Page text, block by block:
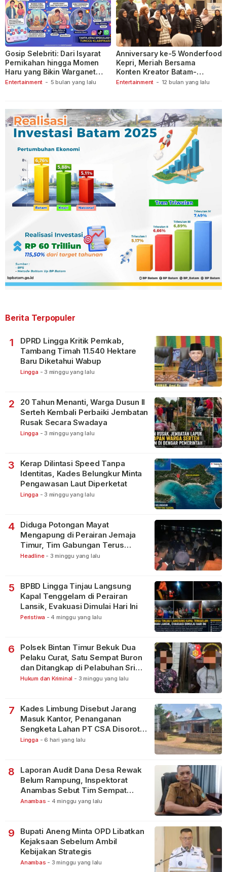
Entertainment - 5 bulan yang lalu
Gosip Selebriti: Dari Isyarat
Pernikahan hingga Momen
Haru yang Bikin Warganet
Berspekulasi
Entertainment - 12 bulan yang lalu
Anniversary ke-5 Wonderfood
Kepri, Meriah Bersama
Konten Kreator Batam-
Tanjungpinang
Berita Terpopuler
1
DPRD Lingga Kritik Pemkab,
Tambang Timah 11.540 Hektare
Baru Diketahui Wabup
Lingga - 3 minggu yang lalu
2
20 Tahun Menanti, Warga Dusun II
Serteh Kembali Perbaiki Jembatan
Rusak Secara Swadaya
Lingga - 3 minggu yang lalu
3
Kerap Dilintasi Speed Tanpa
Identitas, Kades Belungkur Minta
Pengawasan Laut Diperketat
Lingga - 3 minggu yang lalu
4
Diduga Potongan Mayat
Mengapung di Perairan Jemaja
Timur, Tim Gabungan Terus
Lakukan Pencarian
Headline - 3 minggu yang lalu
5
BPBD Lingga Tinjau Langsung
Kapal Tenggelam di Perairan
Lansik, Evakuasi Dimulai Hari Ini
Peristiwa - 4 minggu yang lalu
6
Polsek Bintan Timur Bekuk Dua
Pelaku Curat, Satu Sempat Buron
dan Ditangkap di Pelabuhan Sri
Bintan Pura
Hukum dan Kriminal - 3 minggu yang lalu
7
Kades Limbung Disebut Jarang
Masuk Kantor, Penanganan
Sengketa Lahan PT CSA Disorot
Warga
Lingga - 6 hari yang lalu
8
Laporan Audit Dana Desa Rewak
Belum Rampung, Inspektorat
Anambas Sebut Tim Sempat
Terbagi Tangani Kasus Lain
Anambas - 4 minggu yang lalu
9
Bupati Aneng Minta OPD Libatkan
Kejaksaan Sebelum Ambil
Kebijakan Strategis
Anambas - 3 minggu yang lalu